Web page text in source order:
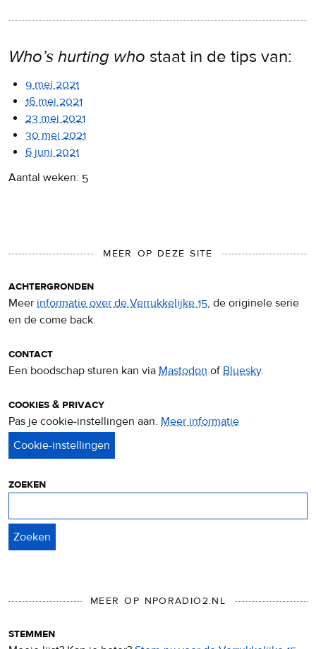
Who’s hurting who staat in de tips van:
9 mei 2021
16 mei 2021
23 mei 2021
30 mei 2021
6 juni 2021
Aantal weken: 5
MEER OP DEZE SITE
achtergronden
Meer informatie over de Verrukkelijke 15, de originele serie
en de come back.
contact
Een boodschap sturen kan via Mastodon ofBluesky.
cookies & privacy
Pas je cookie-instellingen aan. Meer informatie
zoeken
MEER OP NPORADIO2.NL
stemmen